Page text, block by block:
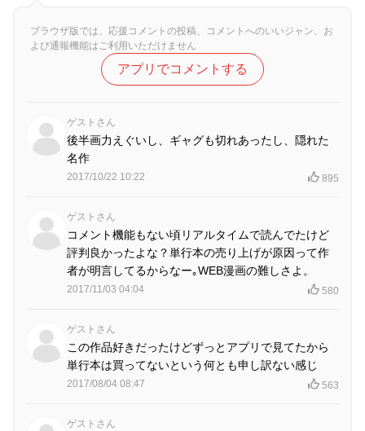
ブラウザ版では、応援コメントの投稿、コメントへのいいジャン、お
よび通報機能はご利用いただけません
アプリでコメントする
ゲストさん
後半画力えぐいし、ギャグも切れあったし、隠れた
名作
2017/10/22 10:22 895
ゲストさん
コメント機能もない頃リアルタイムで読んでたけど
評判良かったよな？単行本の売り上げが原因って作
者が明言してるからなー｡WEB漫画の難しさよ。
2017/11/03 04:04 580
ゲストさん
この作品好きだったけどずっとアプリで見てたから
単行本は買ってないという何とも申し訳ない感じ
2017/08/04 08:47 563
ゲストさん